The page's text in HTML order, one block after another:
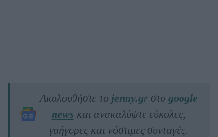
Ακολουθήστε το jenny.grστο google
news και ανακαλύψτε εύκολες,
γρήγορες και νόστιμες συνταγές.